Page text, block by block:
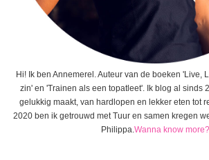
Hi! Ik ben Annemerel. Auteur van de boeken 'Live,
zin' en 'Trainen als een topatleet'. Ik blog al sinds
gelukkig maakt, van hardlopen en lekker eten tot
2020 ben ik getrouwd met Tuur en samen kregen
Philippa.Wanna know more?